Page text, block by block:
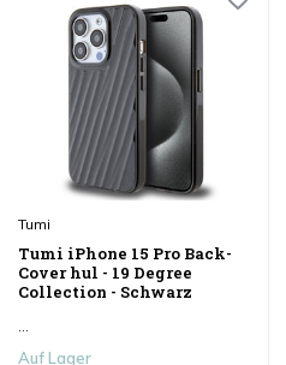
Tumi
Tumi iPhone 15 Pro Back-
Cover hul - 19 Degree
Collection - Schwarz
Auf Lager